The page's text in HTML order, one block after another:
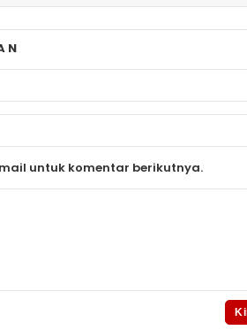
untuk komentar berikutnya.